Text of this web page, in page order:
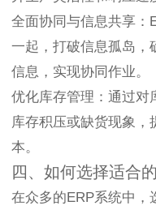
全面协同与信息共享：
一起，打破信息孤岛，
信息，实现协同作业。
优化库存管理：通过对
库存积压或缺货现象
本。
四、如何选择适合
在众多的ERP系统中，